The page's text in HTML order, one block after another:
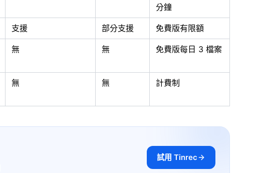
分鐘
支援 部分支援 免費版有限額
無 無 免費版每日 3 檔案
無 無 計費制
試用 Tinrec